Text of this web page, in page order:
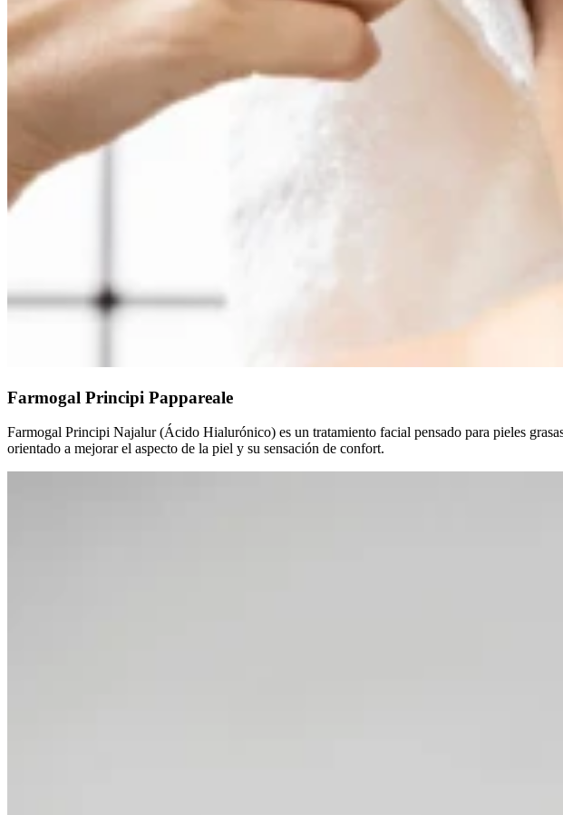
Farmogal Principi Pappareale
Farmogal Principi Najalur (Ácido Hialurónico) es un tratamiento facial pensado para pieles
orientado a mejorar el aspecto de la piel y su sensación de confort.